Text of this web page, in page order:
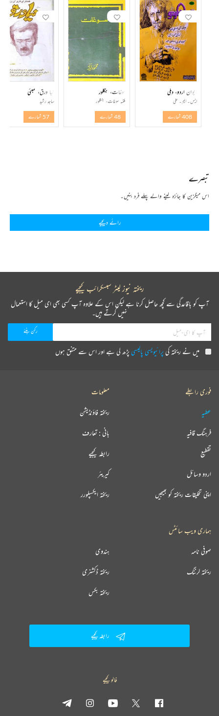
ایوان اردو، دہلی
ایس۔ ایم۔ علی
408 شمارے
سوغات، بنگلور
مکتبہ سوغات، بنگلور
48 شمارے
نیا ورق، ممبئی
ساجد رشید
57 شمارے
تبصرے
اس میگزین کا جائزہ لینے والے پہلے فرد بنیں۔
رائے دیجیے
ریختہ نیوز لیٹر سبسکرائب کیجیے
آپ کو باقاعدگی سے کچھ حاصل کرنا ہے لیکن اس کے علاوہ آپ کسی بھی ای میل کا استعمال
نہیں کرتے ہیں۔
میں نے ریختہ کیپرائیویسی پالیسیپڑھ لی ہے اور اس سے متفق ہوں
فوری رابطے
عطیہ
فرہنگ قافیہ
تقطیع
اردو وسائل
اپنی تخلیقات ریختہ کو بھیجیں
معلومات
ریختہ فاؤنڈیشن
بانی : تعارف
رابطہ کیجیے
کیریئر
ریختہ ایکسپلورر
ہماری ویب سائٹس
ہندوی صوفی نامہ
ریختہ ڈکشنری ریختہ لرننگ
ریختہ بکس
رابطہ کیجیے
فالو کیجیے